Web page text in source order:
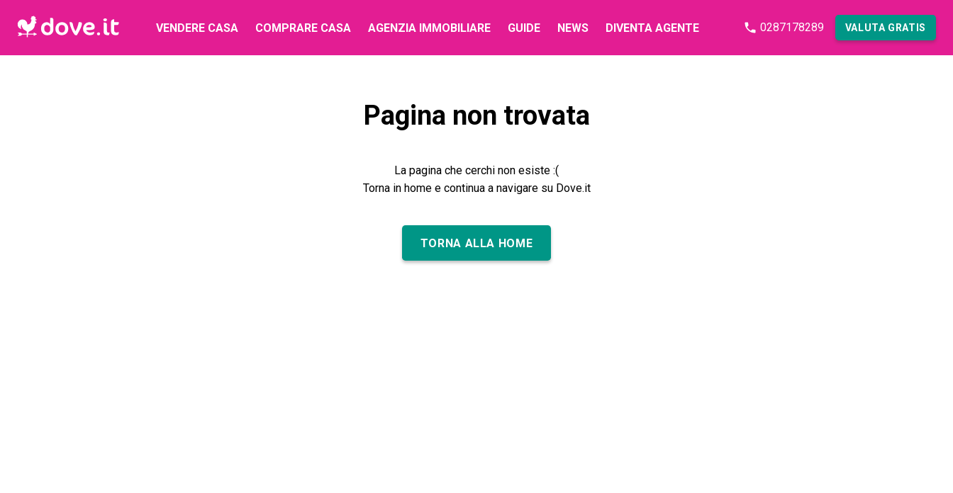
VENDERE CASA COMPRARE CASA AGENZIA IMMOBILIARE GUIDE NEWS DIVENTA AGENTE 0287178289 VALUTA GRATIS
Pagina non trovata
La pagina che cerchi non esiste :(
Torna in home e continua a navigare su Dove.it
TORNA ALLA HOME